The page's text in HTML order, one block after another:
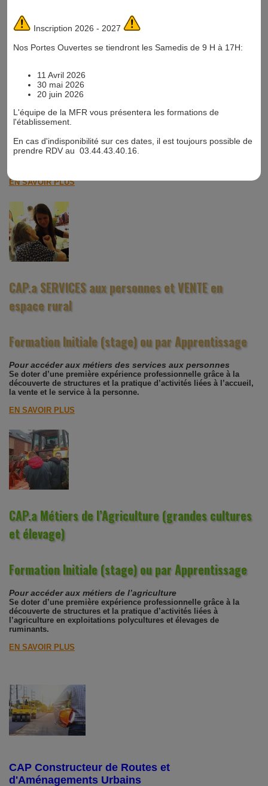
Inscription 2026 - 2027
Nos Portes Ouvertes se tiendront les Samedis de 9 H à 17H:
11 Avril 2026
30 mai 2026
20 juin 2026
L'équipe de la MFR vous présentera les formations de
l'établissement.
En cas d'indisponibilité sur ces dates, il est toujours possible de
prendre RDV au 03.44.43.40.16.
4ème et 3ème par Alternance : Cycle
d’Orientation
Pour trouver son projet professionnel
Développement personnel et épanouissement du jeune grâce à
EN SAVOIR PLUS
CAP.a SERVICES aux personnes et VENTE en
espace rural
Formation Initiale (stage) ou par Apprentissage
Pour accéder aux métiers des services aux personnes
Se doter d’une première expérience professionnelle grâce à la
découverte de structures et la pratique d’activités liées à l’accueil,
la vente et le service à la personne.
EN SAVOIR PLUS
CAP.a Métiers de l’Agriculture (grandes cultures
et élevage)
Formation Initiale (stage) ou par Apprentissage
Pour accéder aux métiers de l’agriculture
Se doter d’une première expérience professionnelle grâce à la
découverte de structures et la pratique d’activités liées à
l’agriculture en exploitations polycultures et élevages de
ruminants.
EN SAVOIR PLUS
CAP Constructeur de Routes et
d'Aménagements Urbains